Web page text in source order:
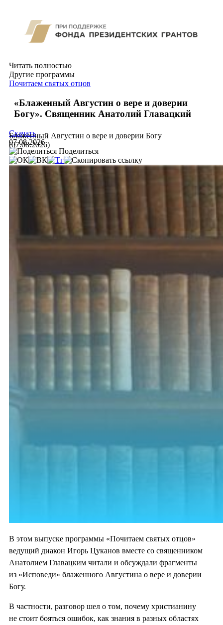
Читать полностью
Другие программы
Почитаем святых отцов
«Блаженный Августин о вере и доверии
Богу». Священник Анатолий Главацкий
Блаженный Августин о вере и доверии Богу
(07.08.2026)
Скачать
07.08.2026
Поделиться
В этом выпуске программы «Почитаем святых отцов»
ведущий диакон Игорь Цуканов вместе со священником
Анатолием Главацким читали и обсуждали фрагменты
из «Исповеди» блаженного Августина о вере и доверии
Богу.
В частности, разговор шел о том, почему христианину
не стоит бояться ошибок, как знания в разных областях